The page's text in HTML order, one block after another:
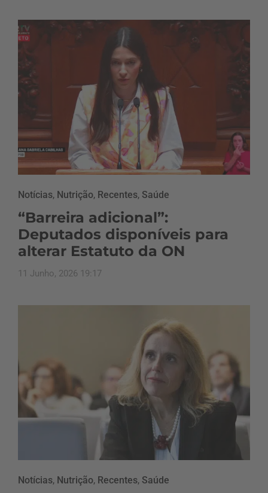
Notícias, Nutrição, Recentes, Saúde
“Barreira adicional”:
Deputados disponíveis para
alterar Estatuto da ON
11 Junho, 2026 19:17
Notícias, Nutrição, Recentes, Saúde